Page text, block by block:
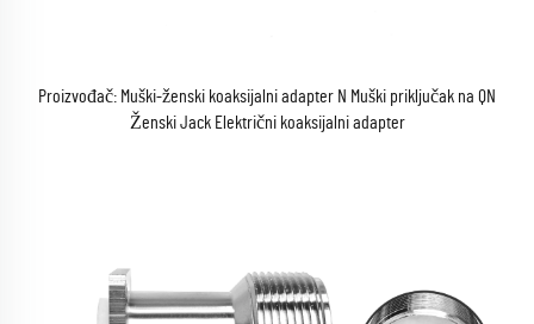
Proizvođač: Muški-ženski koaksijalni adapter N Muški priključak na QN
Ženski Jack Električni koaksijalni adapter